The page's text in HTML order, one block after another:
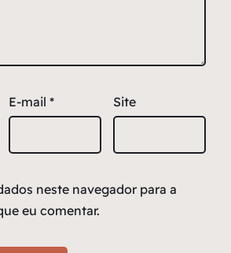
E-mail * Site
neste navegador para a
eu comentar.